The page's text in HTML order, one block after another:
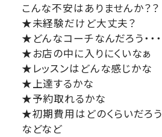
こんな不安はありませんか？？
★未経験だけど大丈夫？
★どんなコーチなんだろう・・・
★お店の中に入りにくいなぁ
★レッスンはどんな感じかな
★上達するかな
★予約取れるかな
★初期費用はどのくらいだろう
などなど